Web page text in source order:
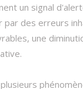
un signal
par des erreurs
une